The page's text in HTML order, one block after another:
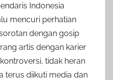
Indonesia
mencuri perhatian
dengan gosip
artis dengan karier
tidak heran
terus diikuti media dan